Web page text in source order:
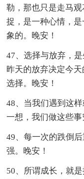
勒，那也只是走马
捉，是一种心情，
象的。晚安！
47、选择与放弃，
昨天的放弃决定今
选择。晚安！
48、当我们遇到这
一想，我们做这些事
49、每一次的跌倒
强。晚安！
50、所谓成长，就